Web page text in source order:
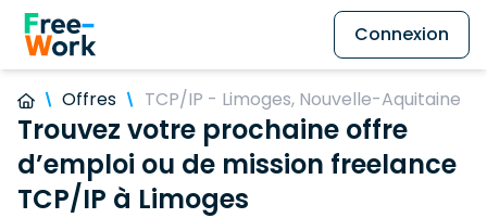
Connexion
Offres TCP/IP - Limoges, Nouvelle-Aquitaine
Trouvez votre prochaine offre
d’emploi ou de mission freelance
TCP/IP à Limoges